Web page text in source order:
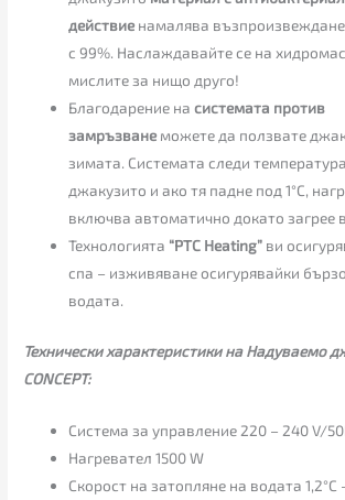
действиенамалява
с 99%. Наслаждавайте се на
мислите за нищо друго!
Благодарение насистемата против
замръзванеможете да ползвате
зимата. Системата следи
джакузито и ако тя падне под 1°C,
включва автоматично докато загрее
Технологията “PTC Heating” ви
спа – изживяване осигурявайки
водата.
Технически характеристики на Надуваемо
CONCEPT:
Система за управление 220 – 240 V/
Нагревател 1500 W
Скорост на затопляне на водата 1,2°C